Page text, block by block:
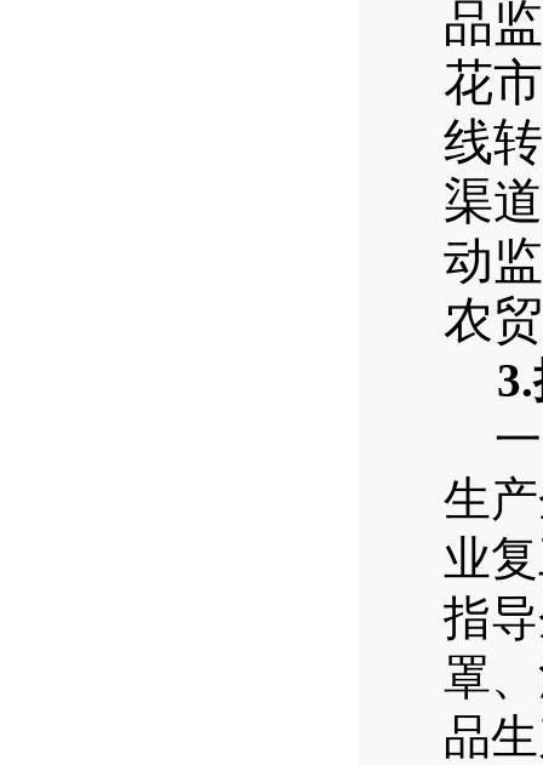
品
花
线
渠
动
农
3.
生
业
指
罩
品